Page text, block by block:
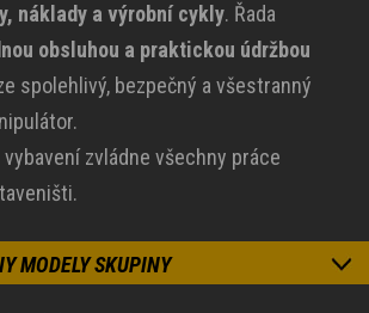
náklady a výrobní cykly. Řada
obsluhou a praktickou údržbou
spolehlivý, bezpečný a všestranný
zvládne všechny práce
MODELY SKUPINY